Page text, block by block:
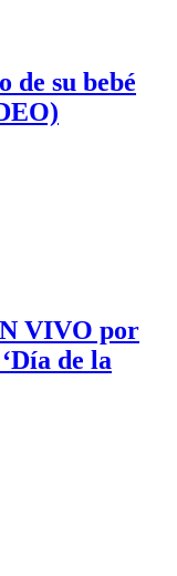
su bebé
VIVO por
de la